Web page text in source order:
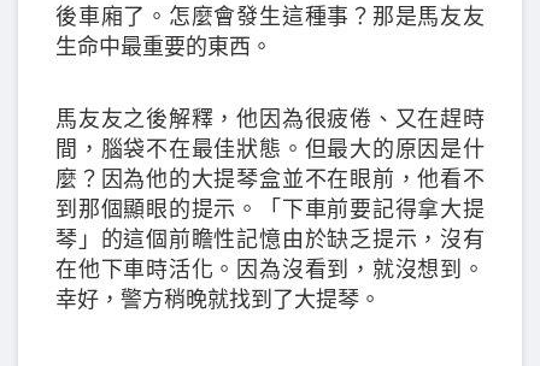
後車廂了。怎麼會發生這種事？那是馬友友
生命中最重要的東西。
馬友友之後解釋，他因為很疲倦、又在趕時
間，腦袋不在最佳狀態。但最大的原因是什
麼？因為他的大提琴盒並不在眼前，他看不
到那個顯眼的提示。「下車前要記得拿大提
琴」的這個前瞻性記憶由於缺乏提示，沒有
在他下車時活化。因為沒看到，就沒想到。
幸好，警方稍晚就找到了大提琴。